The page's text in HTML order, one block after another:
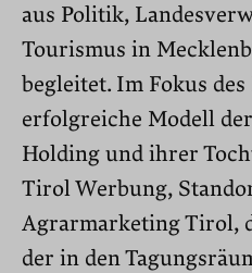
aus Politik,
Tourismus in
begleitet. Im Fokus
erfolgreiche Modell
Holding und ihrer
Tirol Werbung,
Agrarmarketing Tirol,
der in den